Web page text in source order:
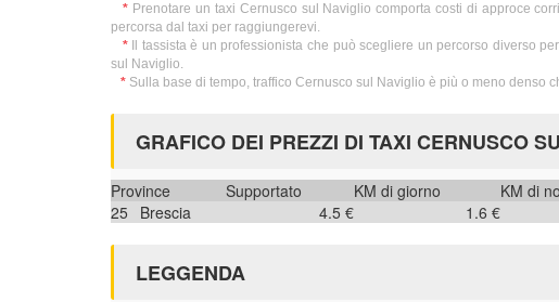
* Prenotare un taxi Cernusco sul Naviglio comporta costi di approce
percorsa dal taxi per raggiungerevi.
*Il tassista è un professionista che può scegliere un percorso diverso
sul Naviglio.
* Sulla base di tempo, traffico Cernusco sul Naviglio è più o meno denso
GRAFICO DEI PREZZI DI TAXI CERNUSCO
Province Supportato KM di giorno KM di
25
Brescia 4.5 € 1.6 €
LEGGENDA